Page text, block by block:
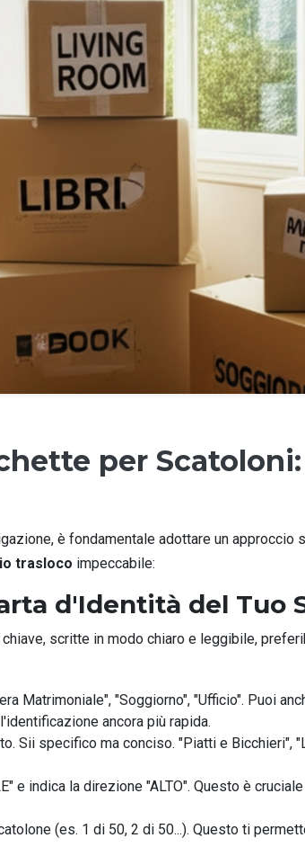
per Scatoloni:
è fondamentale adottare un
trasloco impeccabile:
d'Identità del Tuo
scritte in modo chiaro e leggibile,
Matrimoniale", "Soggiorno", "Ufficio". Puoi
ancora più rapida.
Sii specifico ma conciso. "Piatti e Bicchieri",
e indica la direzione "ALTO". Questo è
(es. 1 di 50, 2 di 50...). Questo ti